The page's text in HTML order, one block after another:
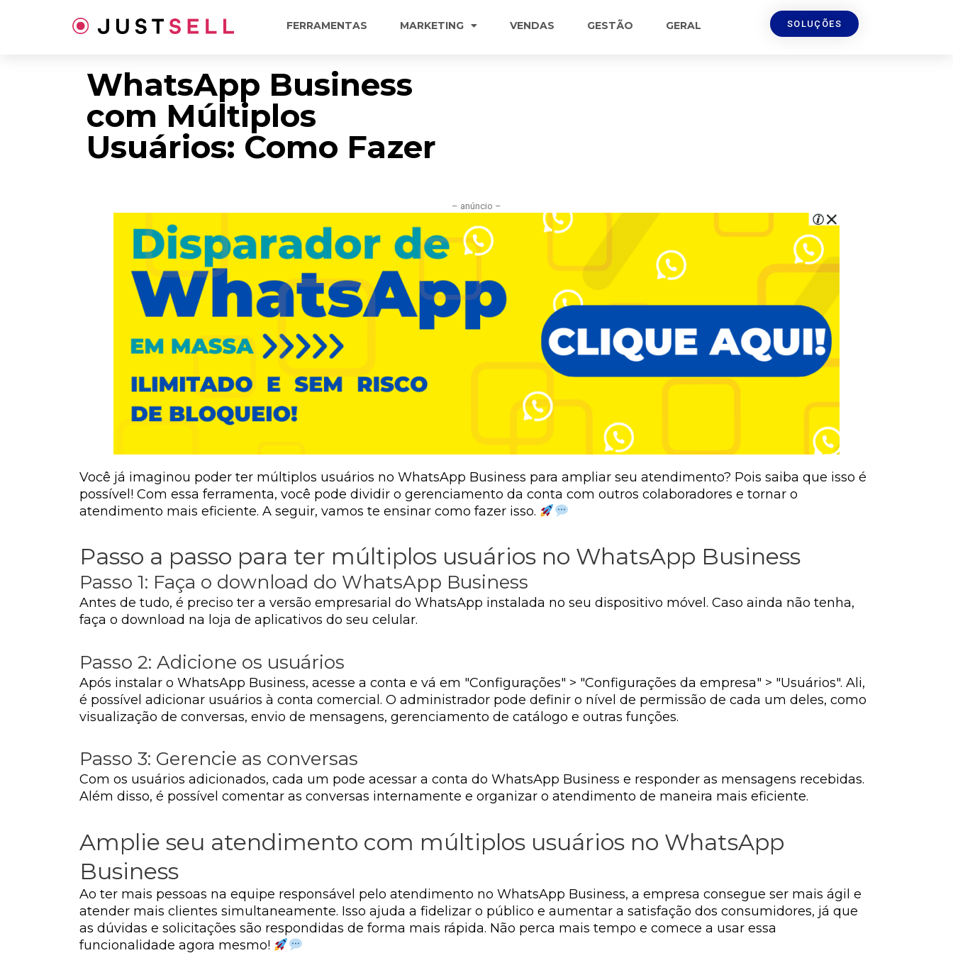
FERRAMENTAS MARKETING VENDAS GESTÃO GERAL SOLUÇÕES
WhatsApp Business
com Múltiplos
Usuários: Como Fazer
– anúncio –
Você já imaginou poder ter múltiplos usuários no WhatsApp Business para ampliar seu atendimento? Pois saiba que isso é
possível! Com essa ferramenta, você pode dividir o gerenciamento da conta com outros colaboradores e tornar o
atendimento mais eficiente. A seguir, vamos te ensinar como fazer isso.
Passo a passo para ter múltiplos usuários no WhatsApp Business
Passo 1: Faça o download do WhatsApp Business
Antes de tudo, é preciso ter a versão empresarial do WhatsApp instalada no seu dispositivo móvel. Caso ainda não tenha,
faça o download na loja de aplicativos do seu celular.
Passo 2: Adicione os usuários
Após instalar o WhatsApp Business, acesse a conta e vá em "Configurações" > "Configurações da empresa" > "Usuários". Ali,
é possível adicionar usuários à conta comercial. O administrador pode definir o nível de permissão de cada um deles, como
visualização de conversas, envio de mensagens, gerenciamento de catálogo e outras funções.
Passo 3: Gerencie as conversas
Com os usuários adicionados, cada um pode acessar a conta do WhatsApp Business e responder as mensagens recebidas.
Além disso, é possível comentar as conversas internamente e organizar o atendimento de maneira mais eficiente.
Amplie seu atendimento com múltiplos usuários no WhatsApp
Business
Ao ter mais pessoas na equipe responsável pelo atendimento no WhatsApp Business, a empresa consegue ser mais ágil e
atender mais clientes simultaneamente. Isso ajuda a fidelizar o público e aumentar a satisfação dos consumidores, já que
as dúvidas e solicitações são respondidas de forma mais rápida. Não perca mais tempo e comece a usar essa
funcionalidade agora mesmo!